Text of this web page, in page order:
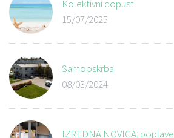
Kolektivni dopust
15/07/2025
Samooskrba
08/03/2024
IZREDNA NOVICA: poplave